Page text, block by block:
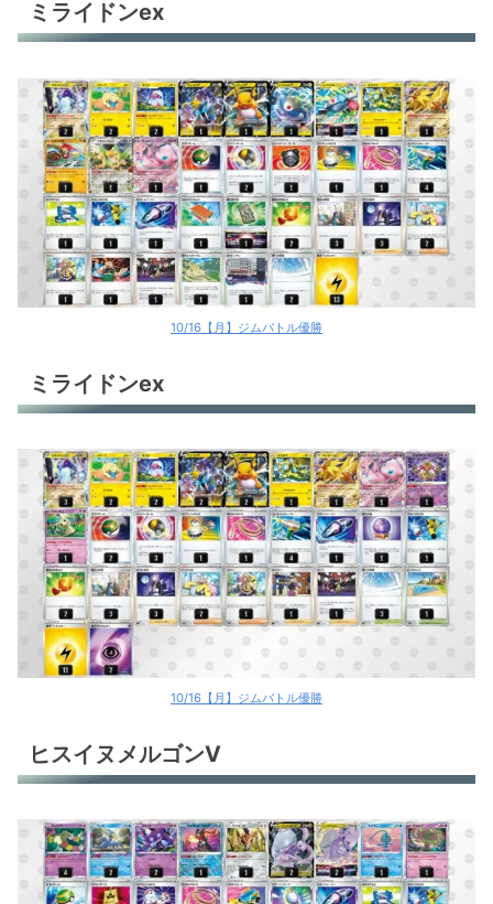
ミライドンex
10/16【月】ジムバトル優勝
ミライドンex
10/16【月】ジムバトル優勝
ヒスイヌメルゴンV